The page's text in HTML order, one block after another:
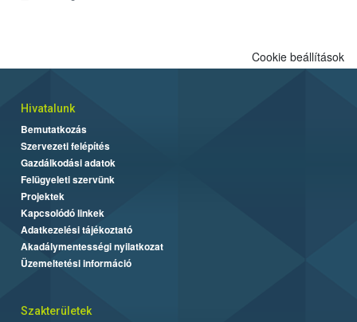
Cookie beállítások
Hivatalunk
Bemutatkozás
Szervezeti felépítés
Gazdálkodási adatok
Felügyeleti szervünk
Projektek
Kapcsolódó linkek
Adatkezelési tájékoztató
Akadálymentességi nyilatkozat
Üzemeltetési információ
Szakterületek